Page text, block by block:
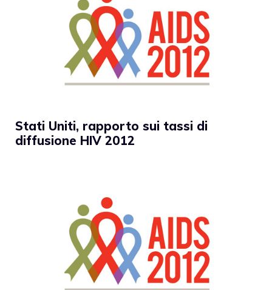
Stati Uniti, rapporto sui tassi di
diffusione HIV 2012